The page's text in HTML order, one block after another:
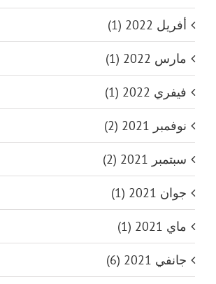
أفريل 2022 (1)
مارس 2022 (1)
فيفري 2022 (1)
نوفمبر 2021 (2)
سبتمبر 2021 (2)
جوان 2021 (1)
ماي 2021 (1)
جانفي 2021 (6)